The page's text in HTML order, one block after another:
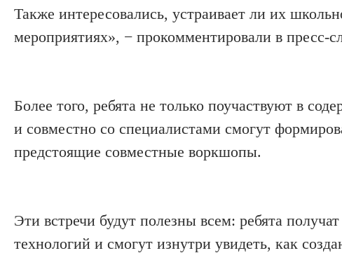
Также интересовались, устраивает ли их школ
мероприятиях», − прокомментировали в пресс-
Более того, ребята не только поучаствуют в
и совместно со специалистами смогут
предстоящие совместные воркшопы.
Эти встречи будут полезны всем: ребята
технологий и смогут изнутри увидеть, как